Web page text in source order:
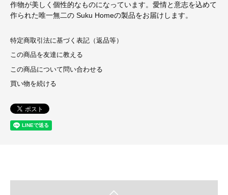
作物が美しく個性的なものになっています。愛情と意志を込めて
作られた唯一無二の Suku Homeの製品をお届けします。
特定商取引法に基づく表記（返品等）
この商品を友達に教える
この商品について問い合わせる
買い物を続ける